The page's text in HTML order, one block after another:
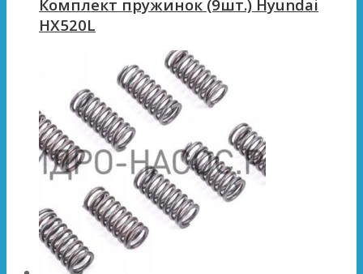
Комплект пружинок (9шт.) Hyundai
HX520L